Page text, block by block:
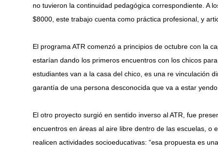
no tuvieron la continuidad pedagógica correspondiente. A
$8000, este trabajo cuenta como práctica profesional, y
El programa ATR comenzó a principios de octubre con la
estarían dando los primeros encuentros con los chicos
estudiantes van a la casa del chico, es una re vinculación
garantía de una persona desconocida que va a estar yendo
El otro proyecto surgió en sentido inverso al ATR, fue
encuentros en áreas al aire libre dentro de las escuelas, o
realicen actividades socioeducativas: “esa propuesta es